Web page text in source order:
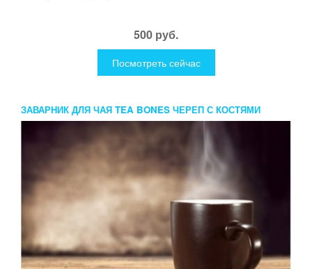
500 руб.
Посмотреть сейчас
ЗАВАРНИК ДЛЯ ЧАЯ TEA BONES ЧЕРЕП С КОСТЯМИ